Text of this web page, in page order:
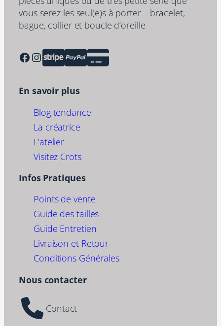
vous serez les seul(e)s à porter – bracelet,
bague, collier et boucle d’oreille
Facebook Instagram
En savoir plus
Blog tendance
La créatrice
L’atelier
Visitez Crots
Infos Pratiques
Points de vente
Guide des tailles
Guide Entretien
Livraison et Retour
Conditions Générales
Nous contacter
Contact